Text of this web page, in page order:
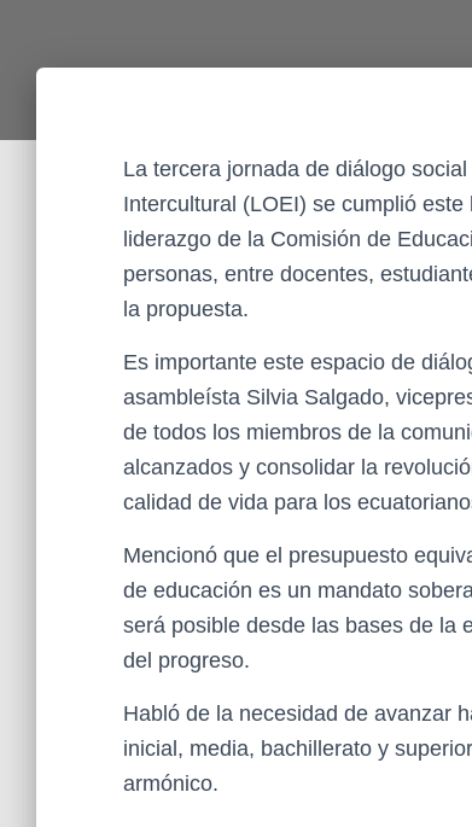
La tercera jornada de diálogo
Intercultural (LOEI) se cumplió
liderazgo de la Comisión de
personas, entre docentes,
la propuesta.
Es importante este espacio de
asambleísta Silvia Salgado,
de todos los miembros de la
alcanzados y consolidar la
calidad de vida para los
Mencionó que el presupuesto
de educación es un mandato
será posible desde las bases de la
del progreso.
Habló de la necesidad de avanzar
inicial, media, bachillerato y
armónico.